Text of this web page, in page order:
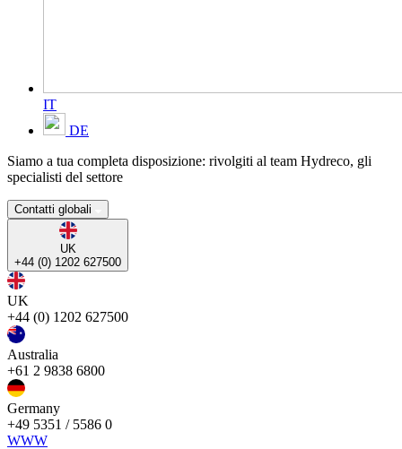
IT
DE
Siamo a tua completa disposizione: rivolgiti al team Hydreco, gli
specialisti del settore
Contatti globali
UK
+44 (0) 1202 627500
UK
+44 (0) 1202 627500
Australia
+61 2 9838 6800
Germany
+49 5351 / 5586 0
WWW